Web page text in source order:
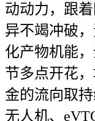
动动力，跟
异不竭冲破
化产物机能
节多点开花
金的流向取
无人机、